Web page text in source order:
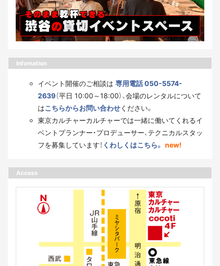
Infomation
イベント開催のご相談は 専用電話 050-5574-
2639（平日 10:00～18:00）、会場のレンタルについて
はこちらからお問い合わせください。
東京カルチャーカルチャーでは一緒に働いてくれるイ
ベントプランナー・プロデューサー、テクニカルスタッ
フを募集しています！ くわしくはこちら。 new!
Access